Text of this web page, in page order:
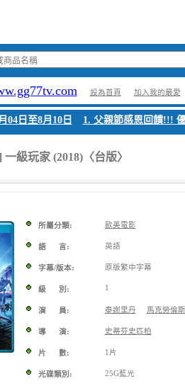
設為首頁 加入我的最愛
至8月10日 1. 父親節感恩回饋!!! 優惠
級玩家 (2018)〈台版〉
所屬分類: 歐美電影
語 言: 英語
字幕/版本: 原版繁中字幕
級 別: 1
演 員: 泰謝里丹 馬克勞倫斯
導 演: 史蒂芬史匹柏
片 數: 1片
光碟類別: 25G藍光